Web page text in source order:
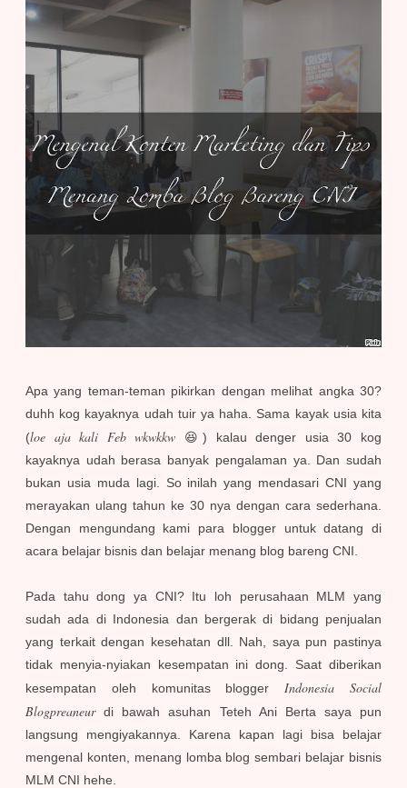
Apa yang teman-teman pikirkan dengan melihat angka 30?
duhh kog kayaknya udah tuir ya haha. Sama kayak usia kita
(loe aja kali Feb wkwkkw
😆) kalau denger usia 30 kog
kayaknya udah berasa banyak pengalaman ya. Dan sudah
bukan usia muda lagi. So inilah yang mendasari CNI yang
merayakan ulang tahun ke 30 nya dengan cara sederhana.
Dengan mengundang kami para blogger untuk datang di
acara belajar bisnis dan belajar menang blog bareng CNI.
Pada tahu dong ya CNI? Itu loh perusahaan MLM yang
sudah ada di Indonesia dan bergerak di bidang penjualan
yang terkait dengan kesehatan dll. Nah, saya pun pastinya
tidak menyia-nyiakan kesempatan ini dong. Saat diberikan
kesempatan oleh komunitas blogger Indonesia Social
Blogpreaneurdi bawah asuhan Teteh Ani Berta saya pun
langsung mengiyakannya. Karena kapan lagi bisa belajar
mengenal konten, menang lomba blog sembari belajar bisnis
MLM CNI hehe.